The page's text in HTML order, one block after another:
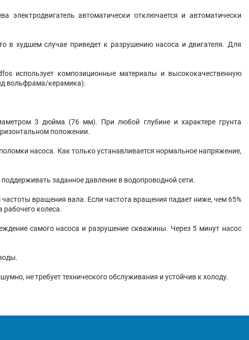
электродвигатель автоматически отключается и автоматически
в худшем случае приведет к разрушению насоса и двигателя. Для
использует композиционные материалы и высококачественную
вольфрама/керамика).
3 дюйма (76 мм). При любой глубине и характере грунта
положении.
насоса. Как только устанавливается нормальное напряжение,
заданное давление в водопроводной сети.
вращения вала. Если частота вращения падает ниже, чем 65%
колеса.
самого насоса и разрушение скважины. Через 5 минут насос
не требует технического обслуживания и устойчив к холоду.